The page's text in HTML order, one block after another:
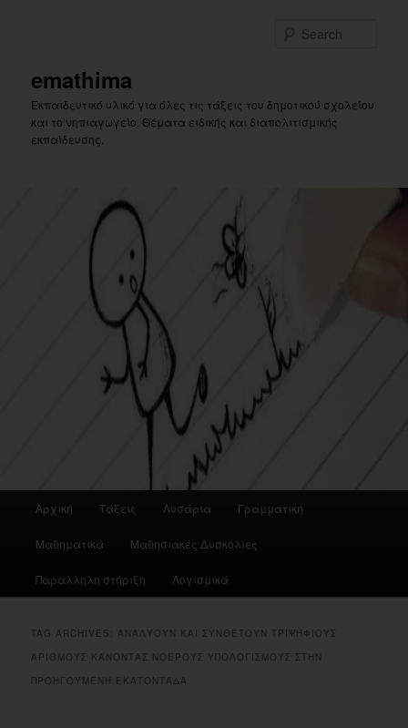
emathima
Εκπαιδευτικό υλικό για όλες τις τάξεις του δημοτικού σχολείου
και το νηπιαγωγείο. Θέματα ειδικής και διαπολιτισμικής
εκπαίδευσης.
Αρχική Τάξεις Λυσάρια Γραμματική
Μαθηματικά Μαθησιακές Δυσκολίες
Παράλληλη στήριξη Λογισμικά
TAG ARCHIVES: ΑΝΑΛΎΟΥΝ ΚΑΙ ΣΥΝΘΈΤΟΥΝ ΤΡΙΨΉΦΙΟΥΣ
ΑΡΙΘΜΟΎΣ ΚΆΝΟΝΤΑΣ ΝΟΕΡΟΎΣ ΥΠΟΛΟΓΙΣΜΟΎΣ ΣΤΗΝ
ΠΡΟΗΓΟΎΜΕΝΗ ΕΚΑΤΟΝΤΆΔΑ